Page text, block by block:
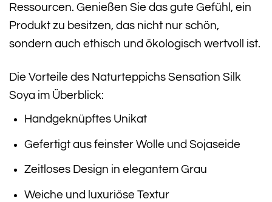
Ressourcen. Genießen Sie das gute Gefühl, ein
Produkt zu besitzen, das nicht nur schön,
sondern auch ethisch und ökologisch wertvoll ist.
Die Vorteile des Naturteppichs Sensation Silk
Soya im Überblick:
Handgeknüpftes Unikat
Gefertigt aus feinster Wolle und Sojaseide
Zeitloses Design in elegantem Grau
Weiche und luxuriöse Textur